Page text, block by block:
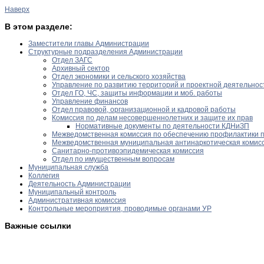
Наверх
В этом разделе:
Заместители главы Администрации
Структурные подразделения Администрации
Отдел ЗАГС
Архивный сектор
Отдел экономики и сельского хозяйства
Управление по развитию территорий и проектной
Отдел ГО, ЧС, защиты информации и моб. работы
Управление финансов
Отдел правовой, организационной и кадровой работы
Комиссия по делам несовершеннолетних и защите их прав
Нормативные документы по деятельности КДНиЗП
Межведомственная комиссия по обеспечению профилактики
Межведомственная муниципальная антинаркотическая
Санитарно-противоэпидемическая комиссия
Отдел по имущественным вопросам
Муниципальная служба
Коллегия
Деятельность Администрации
Муниципальный контроль
Административная комиссия
Контрольные мероприятия, проводимые органами УР
Важные ссылки